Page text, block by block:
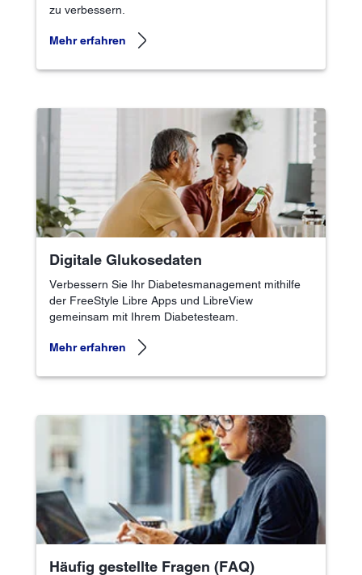
zu verbessern.
Mehr erfahren
Digitale Glukosedaten
Verbessern Sie Ihr Diabetesmanagement mithilfe
der FreeStyle Libre Apps und LibreView
gemeinsam mit Ihrem Diabetesteam.
Mehr erfahren
Häufig gestellte Fragen (FAQ)